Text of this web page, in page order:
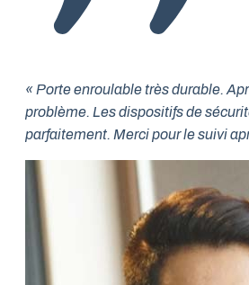
« Porte enroulable très durable.
problème. Les dispositifs de
parfaitement. Merci pour le suivi